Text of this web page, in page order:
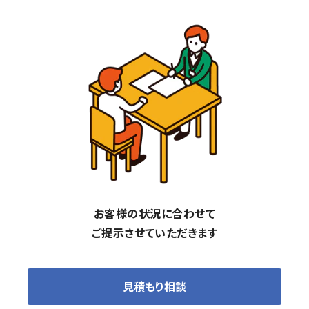
お客様の状況に合わせて
ご提示させていただきます
見積もり相談